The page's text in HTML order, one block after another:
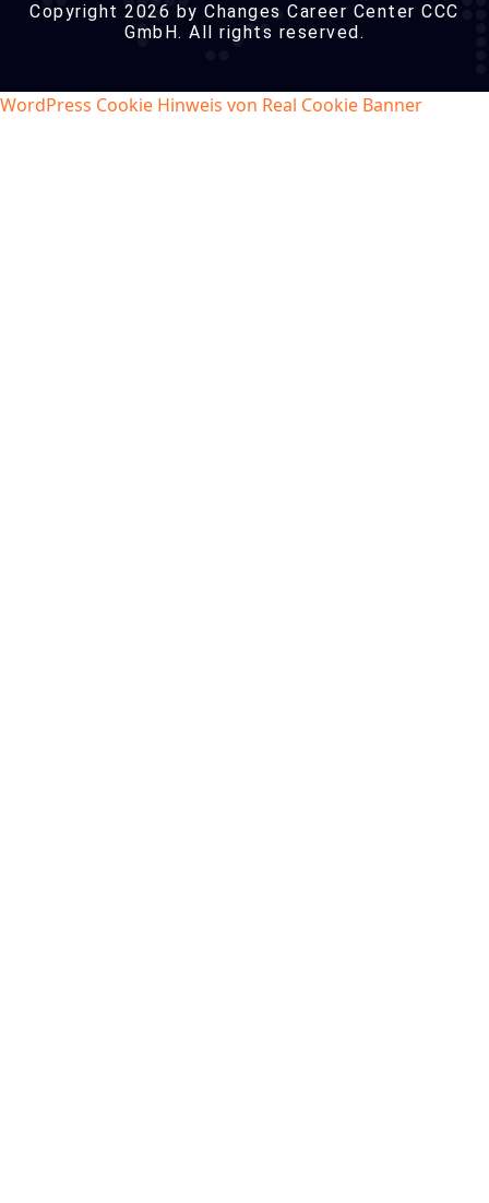
Copyright 2026 by Changes Career Center CCC
GmbH. All rights reserved.
WordPress Cookie Hinweis von Real Cookie Banner